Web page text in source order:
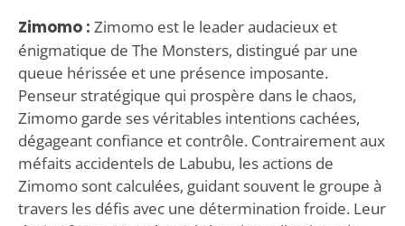
Zimomo : Zimomo est le leader audacieux et
énigmatique de The Monsters, distingué par une
queue hérissée et une présence imposante.
Penseur stratégique qui prospère dans le chaos,
Zimomo garde ses véritables intentions cachées,
dégageant confiance et contrôle. Contrairement aux
méfaits accidentels de Labubu, les actions de
Zimomo sont calculées, guidant souvent le groupe à
travers les défis avec une détermination froide. Leur